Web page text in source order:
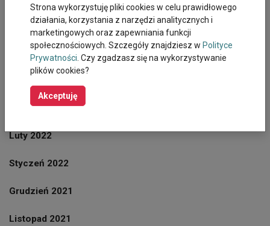
Czerwiec 2022
Maj 2022
Marzec 2022
Luty 2022
Styczeń 2022
Grudzień 2021
Listopad 2021
Strona wykorzystuję pliki cookies w celu prawidłowego
działania, korzystania z narzędzi analitycznych i
marketingowych oraz zapewniania funkcji
społecznościowych. Szczegóły znajdziesz w Polityce
Prywatności. Czy zgadzasz się na wykorzystywanie
plików cookies?
Akceptuję